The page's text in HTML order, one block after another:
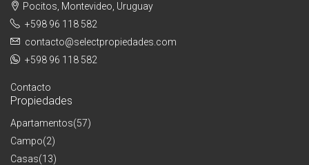
Pocitos, Montevideo, Uruguay
+598 96 118 582
contacto@selectpropiedades.com
+598 96 118 582
Contacto
Propiedades
Apartamentos(57)
Campo(2)
Casas(13)